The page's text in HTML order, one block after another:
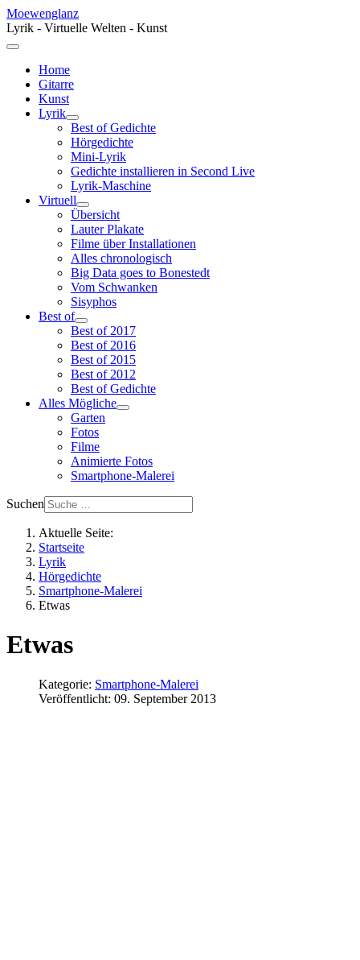
Moewenglanz
Lyrik - Virtuelle Welten - Kunst
Home
Gitarre
Kunst
Lyrik
Best of Gedichte
Hörgedichte
Mini-Lyrik
Gedichte installieren in Second Live
Lyrik-Maschine
Virtuell
Übersicht
Lauter Plakate
Filme über Installationen
Alles chronologisch
Big Data goes to Bonestedt
Vom Schwanken
Sisyphos
Best of
Best of 2017
Best of 2016
Best of 2015
Best of 2012
Best of Gedichte
Alles Mögliche
Garten
Fotos
Filme
Animierte Fotos
Smartphone-Malerei
Suchen
Aktuelle Seite:
Startseite
Lyrik
Hörgedichte
Smartphone-Malerei
Etwas
Etwas
Kategorie: Smartphone-Malerei
Veröffentlicht: 09. September 2013